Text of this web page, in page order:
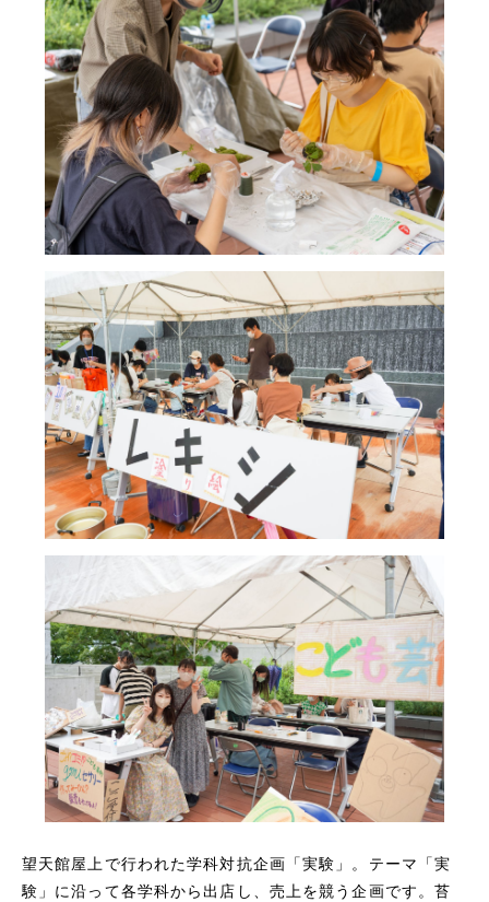
望天館屋上で行われた学科対抗企画「実験」。テーマ「実
験」に沿って各学科から出店し、売上を競う企画です。苔